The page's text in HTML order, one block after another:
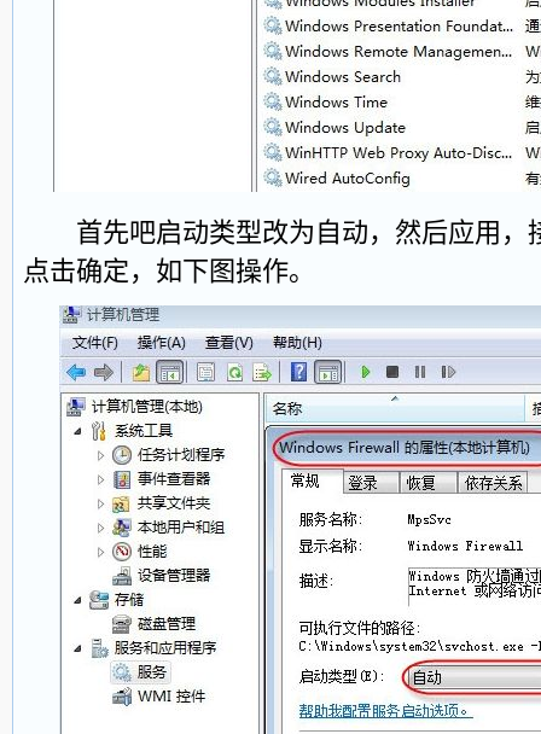
首先吧启动类型改为自动，然后应用，
点击确定，如下图操作。